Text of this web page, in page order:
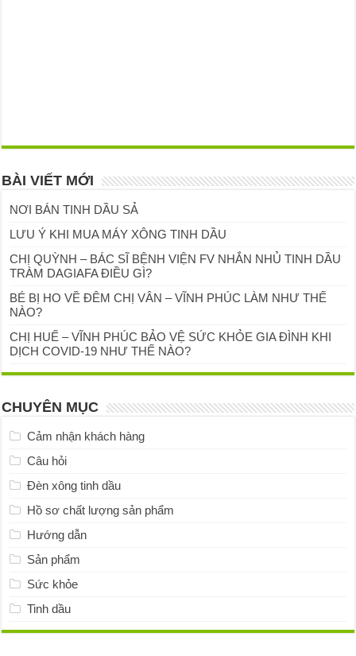
BÀI VIẾT MỚI
NƠI BÁN TINH DẦU SẢ
LƯU Ý KHI MUA MÁY XÔNG TINH DẦU
CHỊ QUỲNH – BÁC SĨ BỆNH VIỆN FV NHẮN NHỦ TINH DẦU
TRÀM DAGIAFA ĐIỀU GÌ?
BÉ BỊ HO VỀ ĐÊM CHỊ VÂN – VĨNH PHÚC LÀM NHƯ THẾ
NÀO?
CHỊ HUẾ – VĨNH PHÚC BẢO VỆ SỨC KHỎE GIA ĐÌNH KHI
DỊCH COVID-19 NHƯ THẾ NÀO?
CHUYÊN MỤC
Cảm nhận khách hàng
Câu hỏi
Đèn xông tinh dầu
Hồ sơ chất lượng sản phẩm
Hướng dẫn
Sản phẩm
Sức khỏe
Tinh dầu